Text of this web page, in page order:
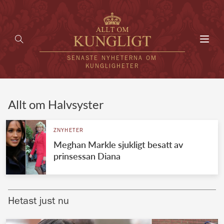
SENASTE NYHETERNA OM
KUNGLIGHETER
UTLÄNDSKT
VÄRLDENS KUNGAHUS
Brittiska kungahuset
Allt om Halvsyster
ZNYHETER
Meghan Markle sjukligt besatt av
prinsessan Diana
Hetast just nu